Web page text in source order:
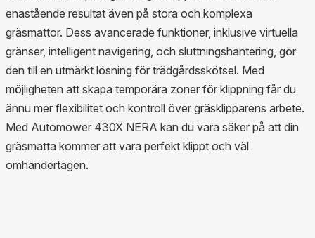
enastående resultat även på stora och komplexa
gräsmattor. Dess avancerade funktioner, inklusive virtuella
gränser, intelligent navigering, och sluttningshantering, gör
den till en utmärkt lösning för trädgårdsskötsel. Med
möjligheten att skapa temporära zoner för klippning får du
ännu mer flexibilitet och kontroll över gräsklipparens arbete.
Med Automower 430X NERA kan du vara säker på att din
gräsmatta kommer att vara perfekt klippt och väl
omhändertagen.